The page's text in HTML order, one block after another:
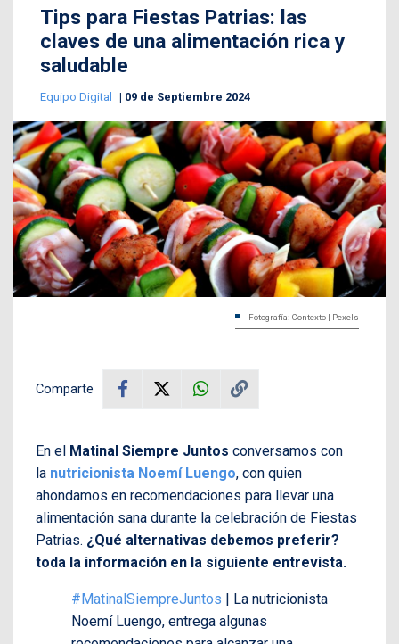
Tips para Fiestas Patrias: las
claves de una alimentación rica y
saludable
Equipo Digital 09 de Septiembre 2024
Fotografía: Contexto | Pexels
Comparte
En el Matinal Siempre Juntos conversamos con
la nutricionista Noemí Luengo, con quien
ahondamos en recomendaciones para llevar una
alimentación sana durante la celebración de Fiestas
Patrias. ¿Qué alternativas debemos preferir?
toda la información en la siguiente entrevista.
#MatinalSiempreJuntos | La nutricionista
Noemí Luengo, entrega algunas